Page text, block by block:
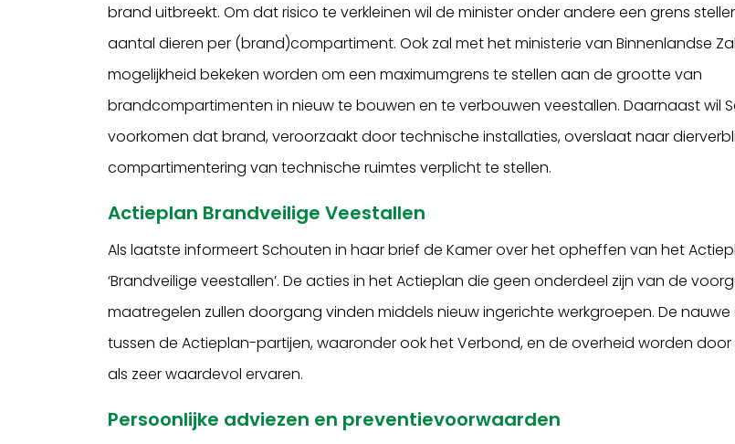
brand uitbreekt. Om dat risico te verkleinen wil de minister onder andere een grens
aantal dieren per (brand)compartiment. Ook zal met het ministerie van Binnenlandse
mogelijkheid bekeken worden om een maximumgrens te stellen aan de grootte van
brandcompartimenten in nieuw te bouwen en te verbouwen veestallen. Daarnaast wil
voorkomen dat brand, veroorzaakt door technische installaties, overslaat naar
compartimentering van technische ruimtes verplicht te stellen.
Actieplan Brandveilige Veestallen
Als laatste informeert Schouten in haar brief de Kamer over het opheffen van het
‘Brandveilige veestallen’. De acties in het Actieplan die geen onderdeel zijn van de
maatregelen zullen doorgang vinden middels nieuw ingerichte werkgroepen. De
tussen de Actieplan-partijen, waaronder ook het Verbond, en de overheid worden door
als zeer waardevol ervaren.
Persoonlijke adviezen en preventievoorwaarden